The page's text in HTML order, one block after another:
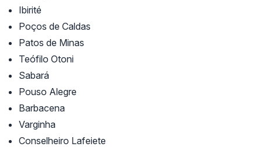
Ibirité
Poços de Caldas
Patos de Minas
Teófilo Otoni
Sabará
Pouso Alegre
Barbacena
Varginha
Conselheiro Lafeiete